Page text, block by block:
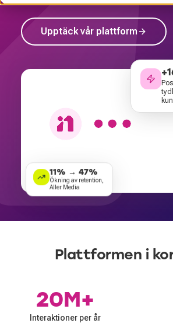
Upptäck vår plattform
11% → 47%
Ökning av retention,
Aller Media
Plattformen i
20M+
Interaktioner per år